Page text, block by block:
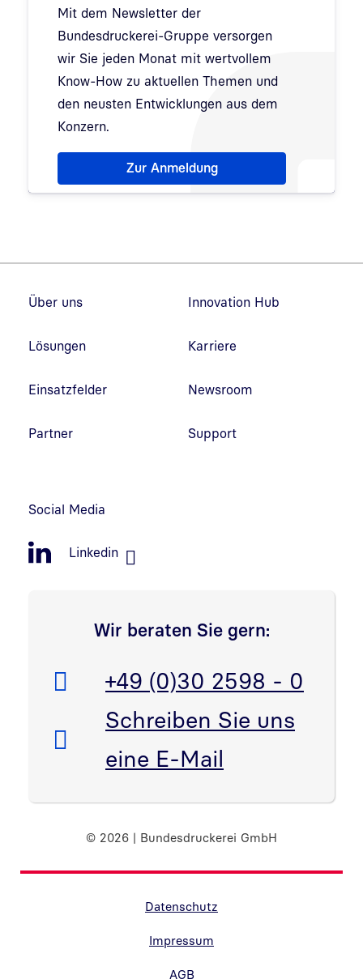
Mit dem Newsletter der
Bundesdruckerei-Gruppe versorgen
wir Sie jeden Monat mit wertvollem
Know-How zu aktuellen Themen und
den neusten Entwicklungen aus dem
Konzern.
Hinweis: Dialog zur Newsletter-Anmeldung wurde
Zur Anmeldung
Über uns
Lösungen
Einsatzfelder
Partner
Innovation Hub
Karriere
Newsroom
Support
Social Media
Linkedin
Wir beraten Sie gern:
Telefon:
+49 (0)30 2598 - 0
E-Mail:
Schreiben Sie uns
eine E-Mail
© 2026 | Bundesdruckerei GmbH
Datenschutz
Impressum
AGB